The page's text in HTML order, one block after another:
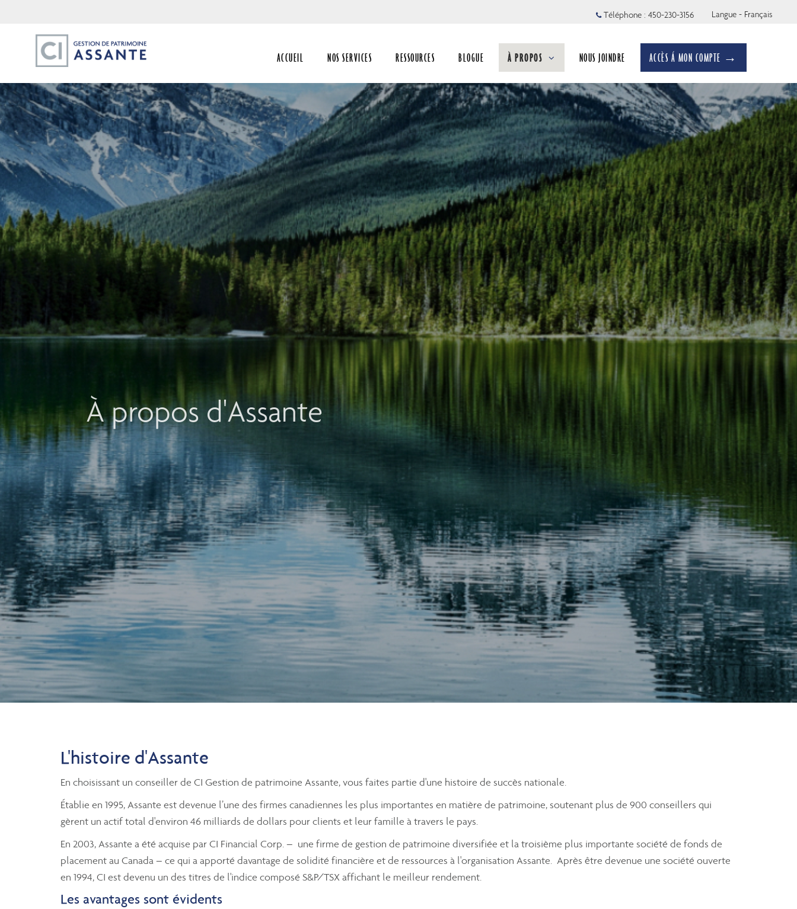
Principal
Téléphone : 450-230-3156 Langue - Français
ACCUEIL NOS SERVICES RESSOURCES BLOGUE À PROPOS NOUS JOINDRE ACCÈS Á MON COMPTE →
À propos d'Assante
L'histoire d'Assante
En choisissant un conseiller de CI Gestion de patrimoine Assante, vous faites partie d'une histoire de succès nationale.
Établie en 1995, Assante est devenue l’une des firmes canadiennes les plus importantes en matière de patrimoine, soutenant plus de 900 conseillers qui
gèrent un actif total d'environ 46 milliards de dollars pour clients et leur famille à travers le pays.
En 2003, Assante a été acquise par CI Financial Corp. – une firme de gestion de patrimoine diversifiée et la troisième plus importante société de fonds de
placement au Canada – ce qui a apporté davantage de solidité financière et de ressources à l'organisation Assante. Après être devenue une société ouverte
en 1994, CI est devenu un des titres de l'indice composé S&P/TSX affichant le meilleur rendement.
Les avantages sont évidents